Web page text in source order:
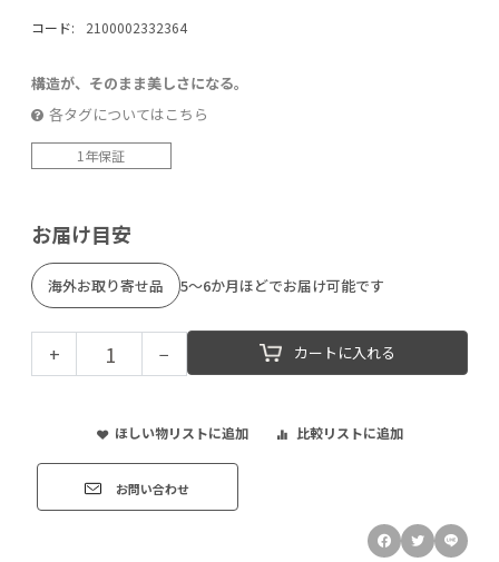
コード: 2100002332364
構造が、そのまま美しさになる。
各タグについてはこちら
1年保証
お届け目安
海外お取り寄せ品 5～6か月ほどでお届け可能です
+ − カートに入れる
ほしい物リストに追加 比較リストに追加
お問い合わせ